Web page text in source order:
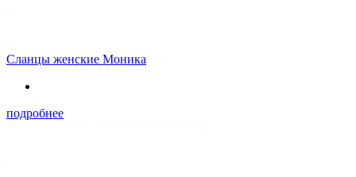
Сланцы женские Моника
подробнее